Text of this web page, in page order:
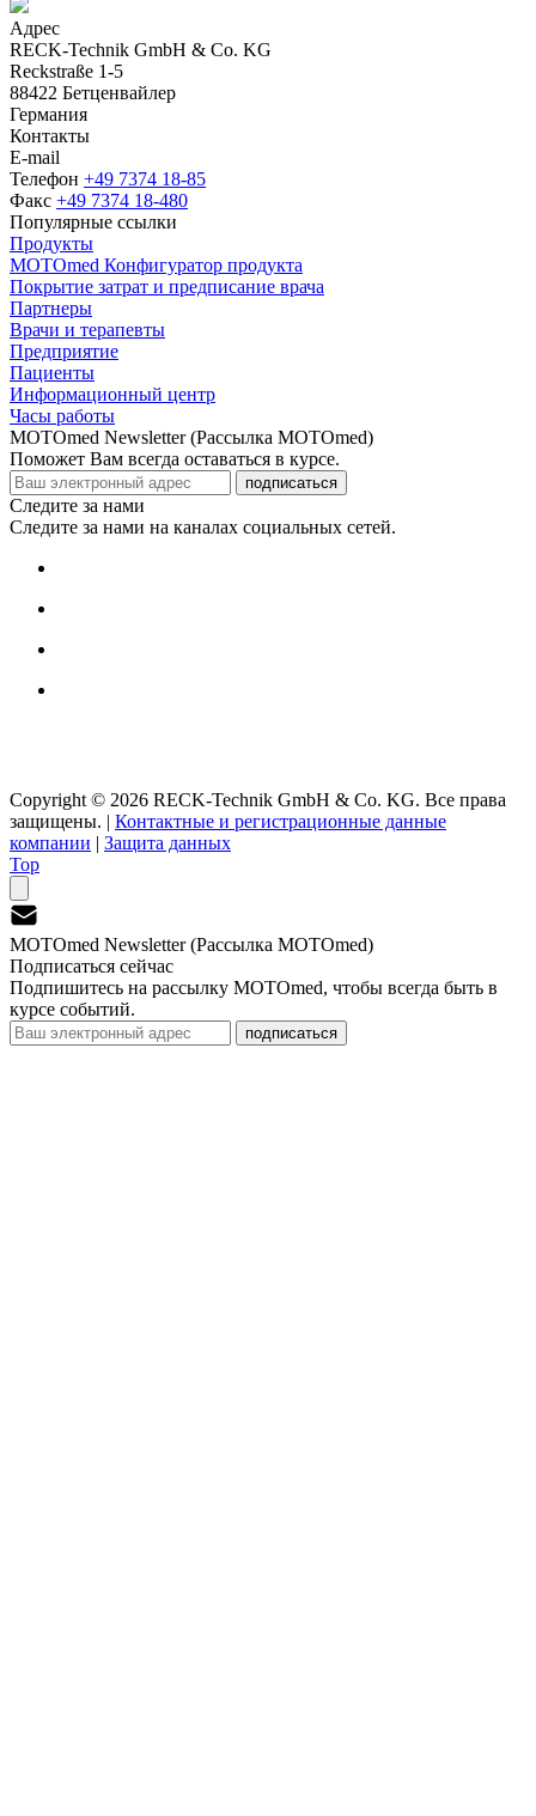
Адрес
RECK-Technik GmbH & Co. KG
Reckstraße 1-5
88422 Бетценвайлер
Германия
Контакты
E-mail
Телефон +49 7374 18-85
Факс +49 7374 18-480
Популярные ссылки
Продукты
MOTOmed Конфигуратор продукта
Покрытие затрат и предписание врача
Партнеры
Врачи и терапевты
Предприятие
Пациенты
Информационный центр
Часы работы
MOTOmed Newsletter (Рассылка MOTOmed)
Поможет Вам всегда оставаться в курсе.
подписаться
Следите за нами
Следите за нами на каналах социальных сетей.
Copyright © 2026 RECK-Technik GmbH & Co. KG. Все права
защищены. | Контактные и регистрационные данные
компании | Защита данных
Top
MOTOmed Newsletter (Рассылка MOTOmed)
Подписаться сейчас
Подпишитесь на рассылку MOTOmed, чтобы всегда быть в
курсе событий.
подписаться